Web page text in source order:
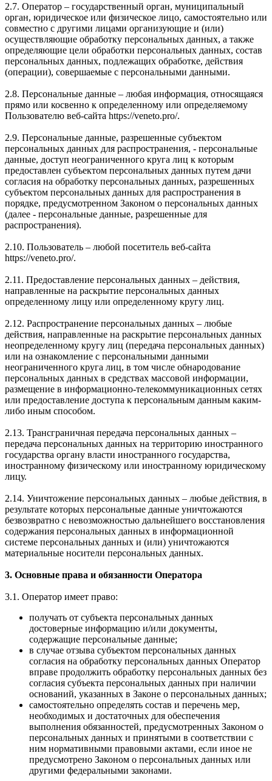
2.7. Оператор – государственный орган, муниципальный
орган, юридическое или физическое лицо, самостоятельно или
совместно с другими лицами организующие и (или)
осуществляющие обработку персональных данных, а также
определяющие цели обработки персональных данных, состав
персональных данных, подлежащих обработке, действия
(операции), совершаемые с персональными данными.
2.8. Персональные данные – любая информация, относящаяся
прямо или косвенно к определенному или определяемому
Пользователю веб-сайта https://veneto.pro/.
2.9. Персональные данные, разрешенные субъектом
персональных данных для распространения, - персональные
данные, доступ неограниченного круга лиц к которым
предоставлен субъектом персональных данных путем дачи
согласия на обработку персональных данных, разрешенных
субъектом персональных данных для распространения в
порядке, предусмотренном Законом о персональных данных
(далее - персональные данные, разрешенные для
распространения).
2.10. Пользователь – любой посетитель веб-сайта
https://veneto.pro/.
2.11. Предоставление персональных данных – действия,
направленные на раскрытие персональных данных
определенному лицу или определенному кругу лиц.
2.12. Распространение персональных данных – любые
действия, направленные на раскрытие персональных данных
неопределенному кругу лиц (передача персональных данных)
или на ознакомление с персональными данными
неограниченного круга лиц, в том числе обнародование
персональных данных в средствах массовой информации,
размещение в информационно-телекоммуникационных сетях
или предоставление доступа к персональным данным каким-
либо иным способом.
2.13. Трансграничная передача персональных данных –
передача персональных данных на территорию иностранного
государства органу власти иностранного государства,
иностранному физическому или иностранному юридическому
лицу.
2.14. Уничтожение персональных данных – любые действия, в
результате которых персональные данные уничтожаются
безвозвратно с невозможностью дальнейшего восстановления
содержания персональных данных в информационной
системе персональных данных и (или) уничтожаются
материальные носители персональных данных.
3. Основные права и обязанности Оператора
3.1. Оператор имеет право:
получать от субъекта персональных данных
достоверные информацию и/или документы,
содержащие персональные данные;
в случае отзыва субъектом персональных данных
согласия на обработку персональных данных Оператор
вправе продолжить обработку персональных данных без
согласия субъекта персональных данных при наличии
оснований, указанных в Законе о персональных данных;
самостоятельно определять состав и перечень мер,
необходимых и достаточных для обеспечения
выполнения обязанностей, предусмотренных Законом о
персональных данных и принятыми в соответствии с
ним нормативными правовыми актами, если иное не
предусмотрено Законом о персональных данных или
другими федеральными законами.